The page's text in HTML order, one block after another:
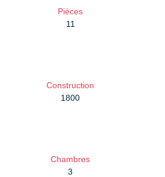
Pièces
11
Construction
1800
Chambres
3